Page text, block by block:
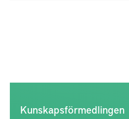
Kunskapsförmedlingen